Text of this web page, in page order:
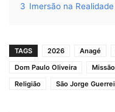
3 Imersão na
TAGS 2026 Anagé
Dom Paulo Oliveira
Religião
São Jorge